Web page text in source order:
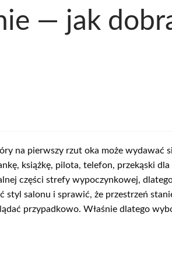
— jak
na pierwszy rzut oka może wydawać
książkę, pilota, telefon, przekąski
części strefy wypoczynkowej,
styl salonu i sprawić, że przestrzeń
przypadkowo. Właśnie dlatego